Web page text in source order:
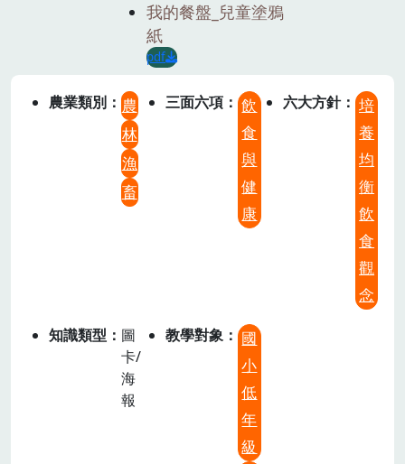
我的餐盤_兒童塗鴉
紙
pdf
農業類別
農
林
漁
畜
三面六項
飲
食
與
健
康
六大方針
培
養
均
衡
飲
食
觀
念
知識類型
圖
卡/
海
報
教學對象
國
小
低
年
級